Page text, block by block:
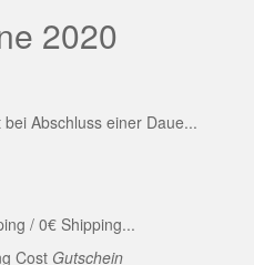
2020
Abschluss einer Daue...
/ 0€ Shipping...
Cost Gutschein